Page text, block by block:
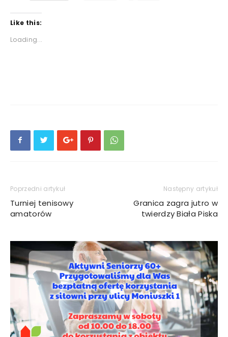
Like this:
Loading...
Poprzedni artykuł
Turniej tenisowy
amatorów
Następny artykuł
Granica zagra jutro w
twierdzy Biała Piska